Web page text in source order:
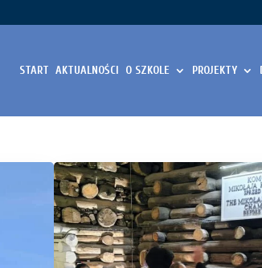
START AKTUALNOŚCI O SZKOLE PROJEKTY